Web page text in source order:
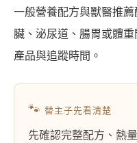
一般營養配方與獸醫推
臟、泌尿道、腸胃或體
產品與追蹤時間。
🐾 替主子先看清楚
先確認完整配方、熱